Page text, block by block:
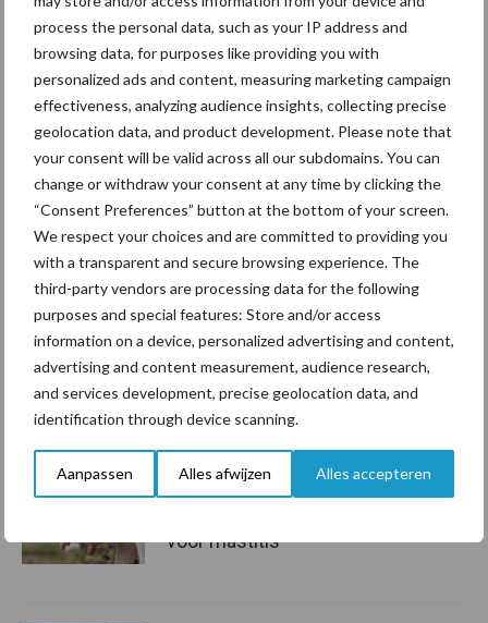
process the personal data, such as your IP address and
browsing data, for purposes like providing you with
personalized ads and content, measuring marketing campaign
effectiveness, analyzing audience insights, collecting precise
geolocation data, and product development. Please note that
your consent will be valid across all our subdomains. You can
change or withdraw your consent at any time by clicking the
“Consent Preferences” button at the bottom of your screen.
We respect your choices and are committed to providing you
with a transparent and secure browsing experience. The
third-party vendors are processing data for the following
purposes and special features: Store and/or access
information on a device, personalized advertising and content,
advertising and content measurement, audience research,
and services development, precise geolocation data, and
identification through device scanning.
Aanpassen Alles afwijzen Alles accepteren
PlanningGLB
De verwachting is dat LNV in september het NSP afrondt en
beschikbaar stelt voor commentaar. Daarna gaat het naar de
provincies en Tweede Kamer. Eind 2021 moet het NSP in Brussel
liggen voor goedkeuring door de Europese Commissie. Dat kan
nog een maand of zes duren. Het nieuwe GLB start in 2023.
Bron:LTO Nederland
Aanbevolen voor jou!
Grondstoffenmarkt blijft
grillig: droogte en
geopolitiek houden handel
in de greep
De speenhuid: een vaak
voor mastitis